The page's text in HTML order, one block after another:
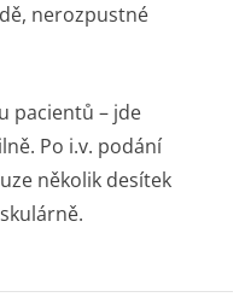
nerozpustné
pacientů – jde
Po i.v. podání
několik desítek